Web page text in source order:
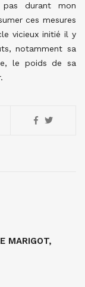
durant mon
ces mesures
vicieux initié il y
notamment sa
le poids de sa
MARIGOT,